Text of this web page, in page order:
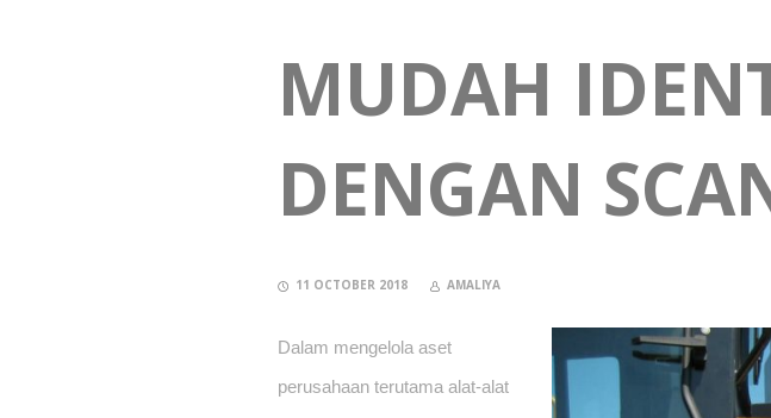
MUDAH
DENGAN
11 OCTOBER 2018 AMALIYA
Dalam mengelola aset
perusahaan terutama alat-alat